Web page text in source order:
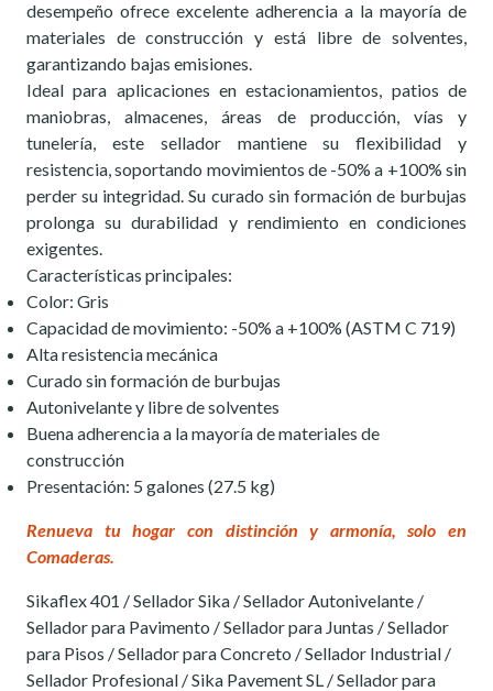
desempeño ofrece excelente adherencia a la mayoría de
materiales de construcción y está libre de solventes,
garantizando bajas emisiones.
Ideal para aplicaciones en estacionamientos, patios de
maniobras, almacenes, áreas de producción, vías y
tunelería, este sellador mantiene su flexibilidad y
resistencia, soportando movimientos de -50% a +100% sin
perder su integridad. Su curado sin formación de burbujas
prolonga su durabilidad y rendimiento en condiciones
exigentes.
Características principales:
Color: Gris
Capacidad de movimiento: -50% a +100% (ASTM C 719)
Alta resistencia mecánica
Curado sin formación de burbujas
Autonivelante y libre de solventes
Buena adherencia a la mayoría de materiales de
construcción
Presentación: 5 galones (27.5 kg)
Renueva tu hogar con distinción y armonía, solo en
Comaderas.
Sikaflex 401 / Sellador Sika / Sellador Autonivelante /
Sellador para Pavimento / Sellador para Juntas / Sellador
para Pisos / Sellador para Concreto / Sellador Industrial /
Sellador Profesional / Sika Pavement SL / Sellador para